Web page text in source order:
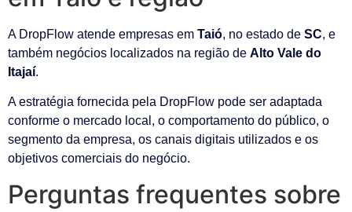
A DropFlow atende empresas em Taió, no estado de SC, e
também negócios localizados na região de Alto Vale do
Itajaí.
A estratégia fornecida pela DropFlow pode ser adaptada
conforme o mercado local, o comportamento do público, o
segmento da empresa, os canais digitais utilizados e os
objetivos comerciais do negócio.
Perguntas frequentes sobre